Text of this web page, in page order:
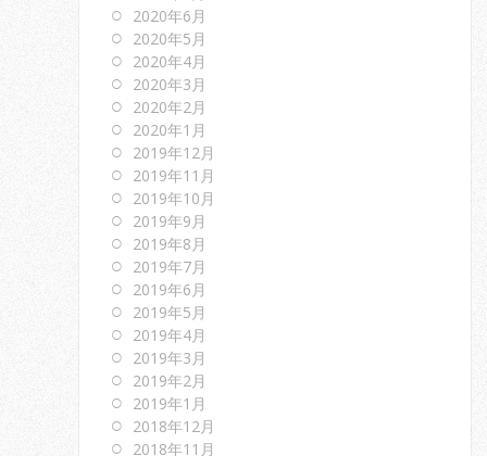
2020年6月
2020年5月
2020年4月
2020年3月
2020年2月
2020年1月
2019年12月
2019年11月
2019年10月
2019年9月
2019年8月
2019年7月
2019年6月
2019年5月
2019年4月
2019年3月
2019年2月
2019年1月
2018年12月
2018年11月